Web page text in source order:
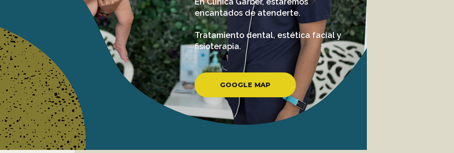
encantados de atenderte.
Tratamiento dental, estética facial y
fisioterapia.
GOOGLE MAP